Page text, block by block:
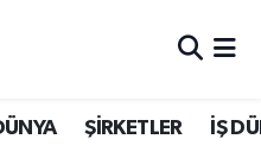
ŞİRKETLER İŞ